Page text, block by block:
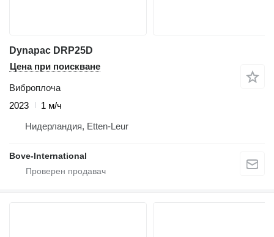
Dynapac DRP25D
Цена при поискване
Виброплоча
2023
1 м/ч
Нидерландия, Etten-Leur
Bove-International